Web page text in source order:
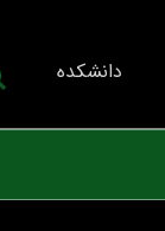
دانشکده